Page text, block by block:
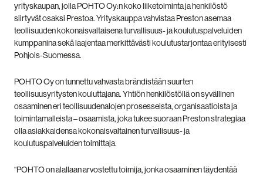
yrityskaupan, jolla POHTO Oy:n koko liiketoiminta ja henkilöstö
siirtyvät osaksi Prestoa. Yrityskauppa vahvistaa Preston asemaa
teollisuuden kokonaisvaltaisena turvallisuus- ja koulutuspalveluiden
kumppanina sekä laajentaa merkittävästi koulutustarjontaa erityisesti
Pohjois-Suomessa.
POHTO Oy on tunnettu vahvasta brändistään suurten
teollisuusyritysten kouluttajana. Yhtiön henkilöstöllä on syvällinen
osaaminen eri teollisuudenalojen prosesseista, organisaatioista ja
toimintamalleista – osaamista, joka tukee suoraan Preston strategiaa
olla asiakkaidensa kokonaisvaltainen turvallisuus- ja
koulutuspalveluiden toimittaja.
“POHTO on alallaan arvostettu toimija, jonka osaaminen täydentää